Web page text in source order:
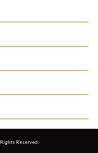
Reserved.